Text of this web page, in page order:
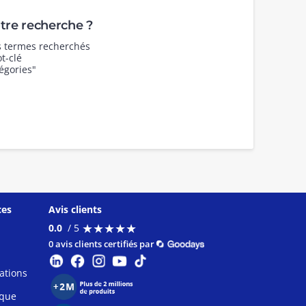
recherche ?
recherchés
clé
Avis clients
0.0 / 5 ★★★★★
★★★★★
0 avis clients certifiés par